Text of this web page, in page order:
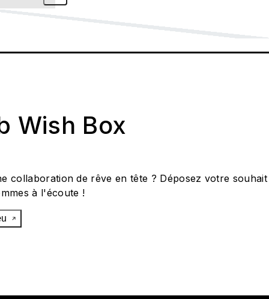
Wish Box
collaboration de rêve en tête ? Déposez votre souhait
à l'écoute !